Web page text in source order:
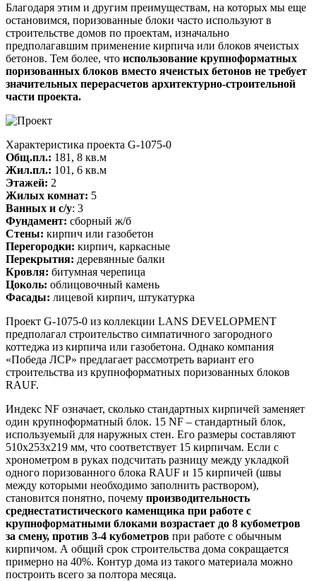
Благодаря этим и другим преимуществам, на которых мы еще
остановимся, поризованные блоки часто используют в
строительстве домов по проектам, изначально
предполагавшим применение кирпича или блоков ячеистых
бетонов. Тем более, что использование крупноформатных
поризованных блоков вместо ячеистых бетонов не требует
значительных перерасчетов архитектурно-строительной
части проекта.
Характеристика проекта G-1075-0
Общ.пл.: 181, 8 кв.м
Жил.пл.: 101, 6 кв.м
Этажей: 2
Жилых комнат: 5
Ванных и с/у: 3
Фундамент: сборный ж/б
Стены: кирпич или газобетон
Перегородки: кирпич, каркасные
Перекрытия: деревянные балки
Кровля: битумная черепица
Цоколь: облицовочный камень
Фасады: лицевой кирпич, штукатурка
Проект G-1075-0 из коллекции LANS DEVELOPMENT
предполагал строительство симпатичного загородного
коттеджа из кирпича или газобетона. Однако компания
«Победа ЛСР» предлагает рассмотреть вариант его
строительства из крупноформатных поризованных блоков
RAUF.
Индекс NF означает, сколько стандартных кирпичей заменяет
один крупноформатный блок. 15 NF – стандартный блок,
используемый для наружных стен. Его размеры составляют
510х253х219 мм, что соответствует 15 кирпичам. Если с
хронометром в руках подсчитать разницу между укладкой
одного поризованного блока RAUF и 15 кирпичей (швы
между которыми необходимо заполнить раствором),
становится понятно, почему производительность
среднестатистического каменщика при работе с
крупноформатными блоками возрастает до 8 кубометров
за смену, против 3-4 кубометров при работе с обычным
кирпичом. А общий срок строительства дома сокращается
примерно на 40%. Контур дома из такого материала можно
построить всего за полтора месяца.